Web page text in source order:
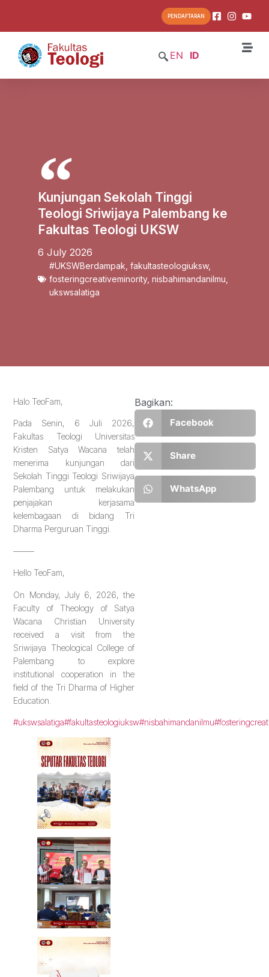
PENDAFTARAN
EN ID
Kunjungan Sekolah Tinggi
Teologi Sriwijaya Palembang ke
Fakultas Teologi UKSW
6 July 2026
#UKSWBerdampak fakultasteologiuksw,
fosteringcreativeminority, nisbahimandanilmu
ukswsalatiga
Halo TeoFam,
Pada Senin, 6 Juli 2026,
Fakultas Teologi Universitas
Kristen Satya Wacana telah
menerima kunjungan dari
Sekolah Tinggi Teologi Sriwijaya
Palembang untuk melakukan
penjajakan kerjasama
kelembagaan di bidang Tri
Dharma Perguruan Tinggi.
——–
Hello TeoFam,
On Monday, July 6, 2026, the
Faculty of Theology of Satya
Wacana Christian University
received a visit from the
Sriwijaya Theological College of
Palembang to explore
institutional cooperation in the
field of the Tri Dharma of Higher
Education.
#ukswsalatiga#fakultasteologiuksw#nisbahimandanilmu
Bagikan:
Facebook
Share
WhatsApp